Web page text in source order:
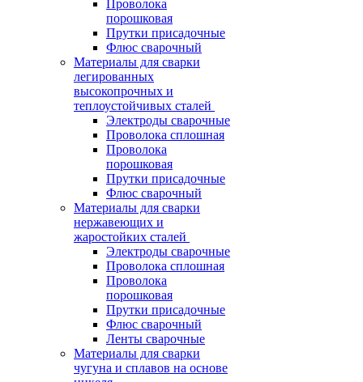
Проволока
порошковая
Прутки присадочные
Флюс сварочный
Материалы для сварки
легированных
высокопрочных и
теплоустойчивых сталей
Электроды сварочные
Проволока сплошная
Проволока
порошковая
Прутки присадочные
Флюс сварочный
Материалы для сварки
нержавеющих и
жаростойких сталей
Электроды сварочные
Проволока сплошная
Проволока
порошковая
Прутки присадочные
Флюс сварочный
Ленты сварочные
Материалы для сварки
чугуна и сплавов на основе